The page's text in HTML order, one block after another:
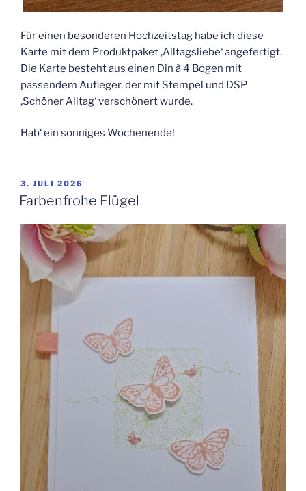
Für einen besonderen Hochzeitstag habe ich diese
Karte mit dem Produktpaket ‚Alltagsliebe‘ angefertigt.
Die Karte besteht aus einen Din à 4 Bogen mit
passendem Aufleger, der mit Stempel und DSP
‚Schöner Alltag‘ verschönert wurde.
Hab‘ ein sonniges Wochenende!
VERÖFFENTLICHT
AM
3. JULI 2026
Farbenfrohe Flügel